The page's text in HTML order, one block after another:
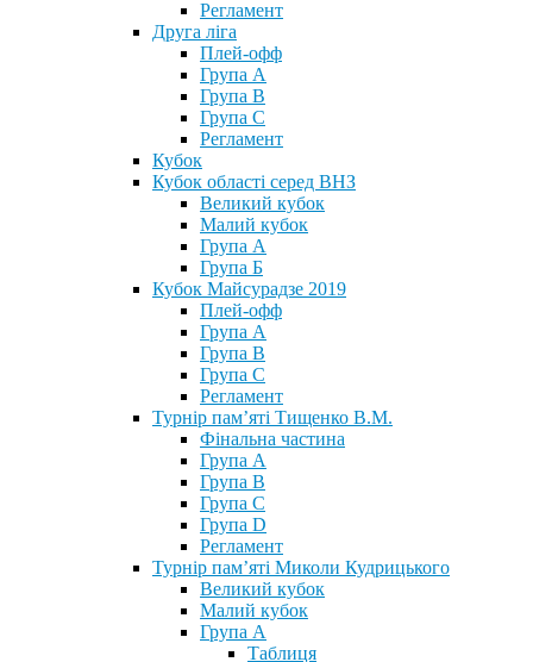
Регламент
Друга ліга
Плей-офф
Група А
Група В
Група С
Регламент
Кубок
Кубок області серед ВНЗ
Великий кубок
Малий кубок
Група А
Група Б
Кубок Майсурадзе 2019
Плей-офф
Група А
Група В
Група С
Регламент
Турнір пам’яті Тищенко В.М.
Фінальна частина
Група А
Група В
Група С
Група D
Регламент
Турнір пам’яті Миколи Кудрицького
Великий кубок
Малий кубок
Група А
Таблиця